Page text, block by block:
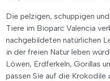
Die pelzigen, schuppigen
Tiere im Bioparc Valencia
nachgebildeten natürlichen
in der freien Natur leben
Löwen, Erdferkeln, Gorillas
passen Sie auf die Krokodile